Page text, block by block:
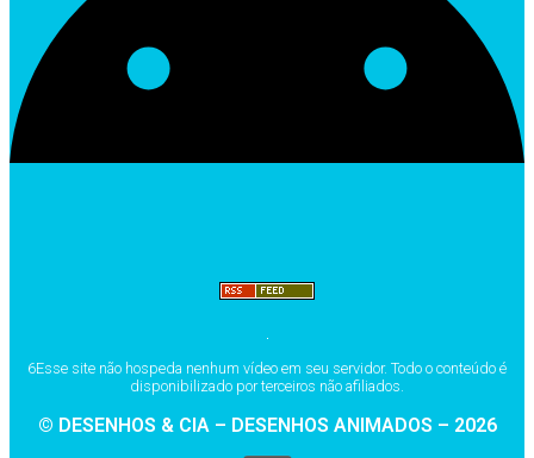
6Esse site não hospeda nenhum vídeo em seu servidor. Todo o conteúdo é
disponibilizado por terceiros não afiliados.
© DESENHOS & CIA – DESENHOS ANIMADOS – 2026